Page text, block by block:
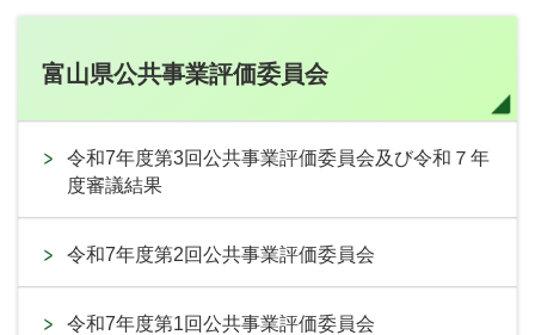
富山県公共事業評価委員会
令和7年度第3回公共事業評価委員会及び令和７年
度審議結果
令和7年度第2回公共事業評価委員会
令和7年度第1回公共事業評価委員会